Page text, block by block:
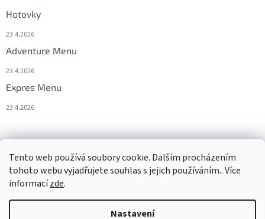
Tento web používá soubory cookie. Dalším procházením
tohoto webu vyjadřujete souhlas s jejich používáním.. Více
informacízde.
Nastavení
Hotovky
23.4.2026
Adventure Menu
23.4.2026
Expres Menu
23.4.2026